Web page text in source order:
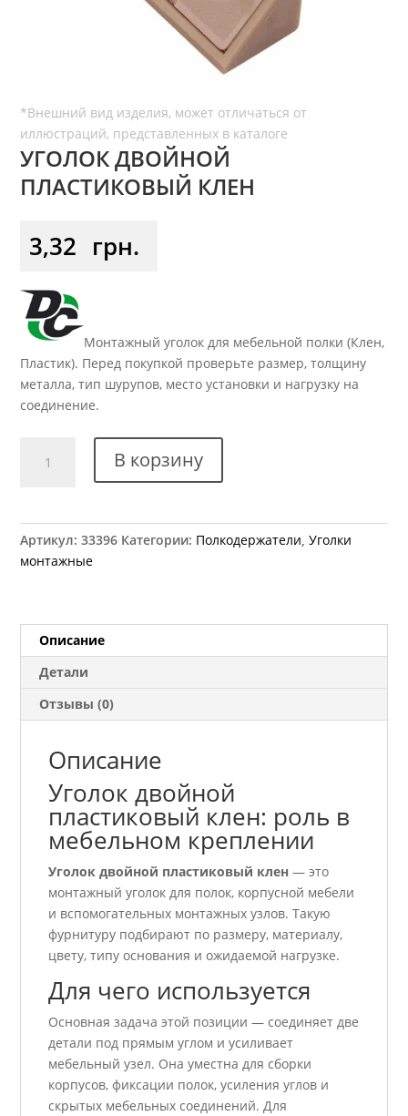
УГОЛОК ДВОЙНОЙ
ПЛАСТИКОВЫЙ КЛЕН
3,32 грн.
Монтажный уголок для мебельной полки (Клен,
Пластик). Перед покупкой проверьте размер, толщину
металла, тип шурупов, место установки и нагрузку на
соединение.
товара
клен
В корзину
Артикул:33396 Категории: Полкодержатели ,Уголки
монтажные
Описание
Детали
Отзывы (0)
Описание
Уголок двойной
пластиковый клен: роль в
мебельном креплении
Уголок двойной пластиковый клен — это
монтажный уголок для полок, корпусной мебели
и вспомогательных монтажных узлов. Такую
фурнитуру подбирают по размеру, материалу,
цвету, типу основания и ожидаемой нагрузке.
Для чего используется
Основная задача этой позиции — соединяет две
детали под прямым углом и усиливает
мебельный узел. Она уместна для сборки
корпусов, фиксации полок, усиления углов и
скрытых мебельных соединений. Для